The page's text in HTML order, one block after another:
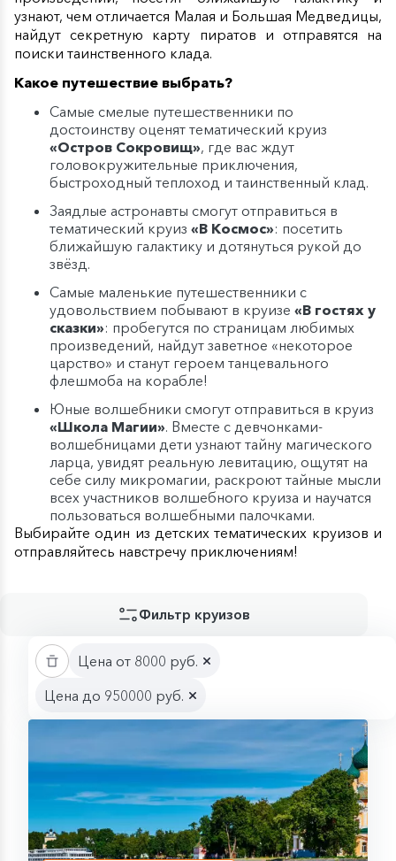
узнают, чем отличается Малая и Большая Медведицы,
найдут секретную карту пиратов и отправятся на
поиски таинственного клада.
Какое путешествие выбрать?
Самые смелые путешественники по
достоинству оценят тематический круиз
«Остров Сокровищ», где вас ждут
головокружительные приключения,
быстроходный теплоход и таинственный клад.
Заядлые астронавты смогут отправиться в
тематический круиз «В Космос»: посетить
ближайшую галактику и дотянуться рукой до
звёзд.
Самые маленькие путешественники с
удовольствием побывают в круизе «В гостях у
сказки»: пробегутся по страницам любимых
произведений, найдут заветное «некоторое
царство» и станут героем танцевального
флешмоба на корабле!
Юные волшебники смогут отправиться в круиз
«Школа Магии». Вместе с девчонками-
волшебницами дети узнают тайну магического
ларца, увидят реальную левитацию, ощутят на
себе силу микромагии, раскроют тайные мысли
всех участников волшебного круиза и научатся
пользоваться волшебными палочками.
Выбирайте один из детских тематических круизов и
отправляйтесь навстречу приключениям!
Фильтр круизов
Цена от 8000 руб.
Цена до 950000 руб.